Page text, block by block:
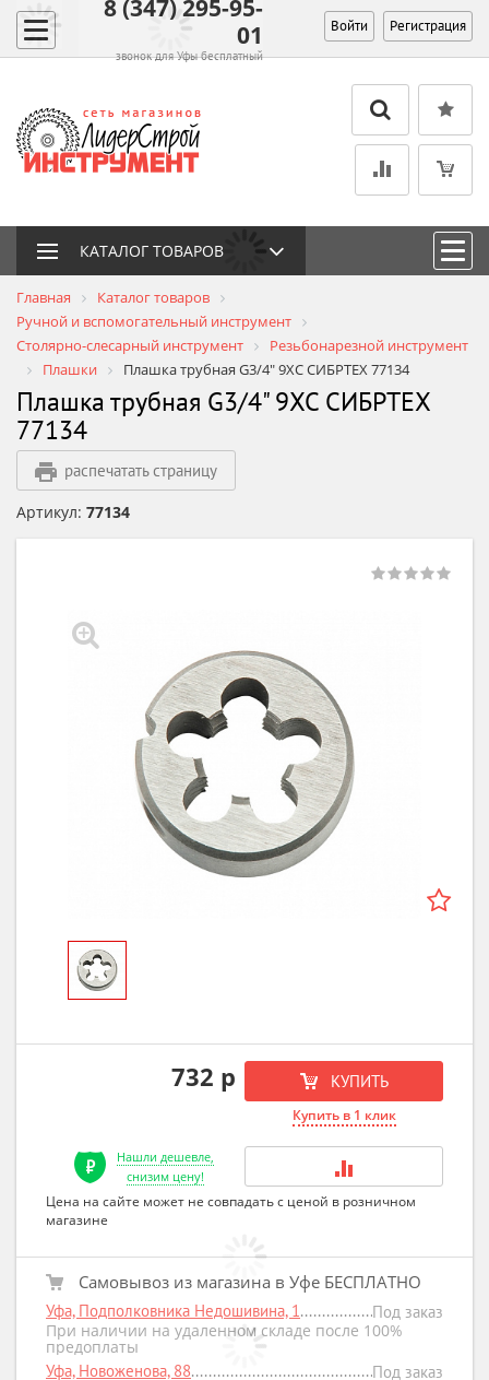
8 (347) 295-95-
01
звонок для Уфы бесплатный
Войти Регистрация
КАТАЛОГ ТОВАРОВ
Главная
Каталог товаров
Ручной и вспомогательный инструмент
Столярно-слесарный инструмент
Резьбонарезной инструмент
Плашки
Плашка трубная G3/4" 9ХС СИБРТЕХ 77134
Плашка трубная G3/4" 9ХС СИБРТЕХ
77134
распечатать страницу
Артикул: 77134
732 р КУПИТЬ
Купить в 1 клик
Нашли дешевле,
снизим цену!
Цена на сайте может не совпадать с ценой в розничном
магазине
Самовывоз из магазина в Уфе БЕСПЛАТНО
Уфа, Подполковника Недошивина, 1
Под заказ
При наличии на удаленном складе после 100%
предоплаты
Уфа, Новоженова, 88
Под заказ